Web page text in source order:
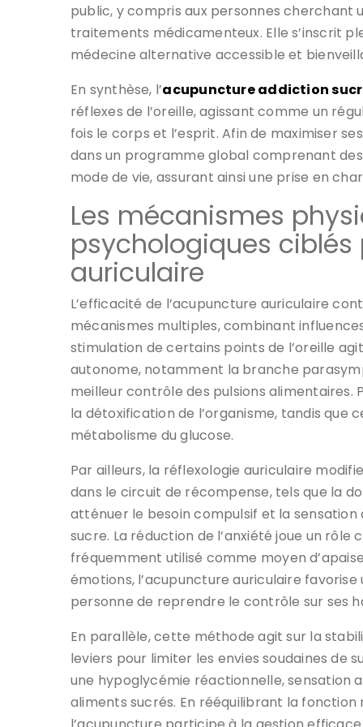
public, y compris aux personnes
traitements médicamenteux. Elle s’inscrit
médecine alternative accessible et
En synthèse, l’acupuncture addiction
réflexes de l’oreille, agissant comme un
fois le corps et l’esprit. Afin de maximiser
dans un programme global comprenant
mode de vie, assurant ainsi une prise en
Les mécanismes
psychologiques ciblés
auriculaire
L’efficacité de l’acupuncture auriculaire
mécanismes multiples, combinant
stimulation de certains points de l’oreille
autonome, notamment la branche
meilleur contrôle des pulsions alimentaires.
la détoxification de l’organisme, tandis que
métabolisme du glucose.
Par ailleurs, la réflexologie auriculaire
dans le circuit de récompense, tels que la
atténuer le besoin compulsif et la
sucre. La réduction de l’anxiété joue un
fréquemment utilisé comme moyen
émotions, l’acupuncture auriculaire
personne de reprendre le contrôle sur ses
En parallèle, cette méthode agit sur la
leviers pour limiter les envies soudaines de
une hypoglycémie réactionnelle, sensation
aliments sucrés. En rééquilibrant la